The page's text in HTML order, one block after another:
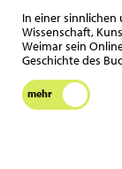
In einer
Wissenschaft,
Weimar sein
Geschichte des
mehr